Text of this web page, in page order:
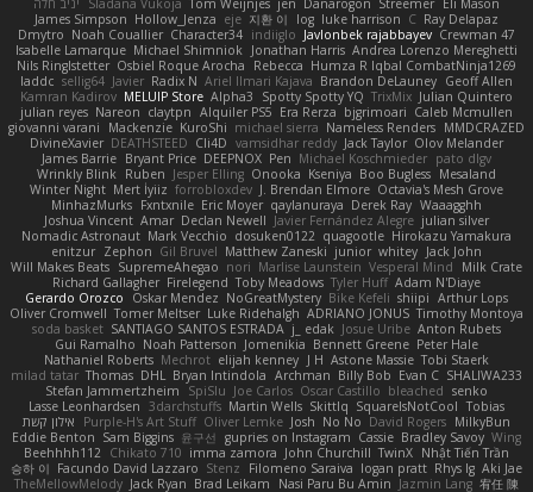
יניב חלה
Sladana Vukoja Tom Weijnjes jen Danarogon Streemer Eli Mason
James Simpson Hollow_Jenza eje 지환 이 log luke harrison C Ray Delapaz
Dmytro Noah Couallier Character34 indiiglo Javlonbek rajabbayev Crewman 47
Isabelle Lamarque Michael Shimniok Jonathan Harris Andrea Lorenzo Mereghetti
Nils Ringlstetter Osbiel Roque Arocha Rebecca Humza R Iqbal CombatNinja1269
laddc sellig64 Javier Radix N Ariel Ilmari Kajava Brandon DeLauney Geoff Allen
Kamran Kadirov MELUIP Store Alpha3 Spotty Spotty YQ TrixMix Julian Quintero
julian reyes Nareon claytpn Alquiler PS5 Era Rerza bjgrimoari Caleb Mcmullen
giovanni varani
Mackenzie KuroShi michael sierra Nameless Renders MMDCRAZED
DivineXavier DEATHSTEED Cli4D vamsidhar reddy Jack Taylor Olov Melander
James Barrie Bryant Price DEEPNOX Pen Michael Koschmieder pato dlgv
Wrinkly Blink Ruben Jesper Elling Onooka Kseniya Boo Bugless Mesaland
Winter Night Mert İyiiz forrobloxdev J. Brendan Elmore Octavia's Mesh Grove
MinhazMurks Fxntxnile Eric Moyer qaylanuraya Derek Ray Waaagghh
Joshua Vincent Amar Declan Newell Javier Fernández Alegre julian silver
Nomadic Astronaut Mark Vecchio dosuken0122 quagootle Hirokazu Yamakura
enitzur Zephon Gil Bruvel Matthew Zaneski junior whitey Jack John
Will Makes Beats SupremeAhegao nori Marlise Launstein Vesperal Mind
Milk Crate
Richard Gallagher Firelegend Toby Meadows Tyler Huff Adam N'Diaye
Gerardo Orozco
Oskar Mendez NoGreatMystery Bike Kefeli shiipi Arthur Lops
Oliver Cromwell Tomer Meltser Luke Ridehalgh ADRIANO JONUS Timothy Montoya
soda basket SANTIAGO SANTOS ESTRADA j_ edak Josue Uribe Anton Rubets
Gui Ramalho Noah Patterson Jomenikia Bennett Greene Peter Hale
Nathaniel Roberts Mechrot elijah kenney J H Astone Massie Tobi Staerk
milad tatar Thomas DHL Bryan Intindola Archman Billy Bob Evan C SHALIWA233
Stefan Jammertzheim
SpiSlu Joe Carlos Oscar Castillo bleached senko
Lasse Leonhardsen 3darchstuffs Martin Wells Skittlq SquareIsNotCool Tobias
אילון קשת
Purple-H's Art Stuff Oliver Lemke Josh No No David Rogers MilkyBun
Eddie Benton Sam Biggins 윤구선 gupries on Instagram Cassie Bradley Savoy Wing
Beehhhh112 Chikato 710 imma zamora John Churchill TwinX Nhật Tiến Trần
승하 이 Facundo David Lazzaro Stenz Filomeno Saraiva logan pratt Rhys lg Aki Jae
TheMellowMelody Jack Ryan Brad Leikam Nasi Paru Bu Amin Jazmin Lang 宥任 陳